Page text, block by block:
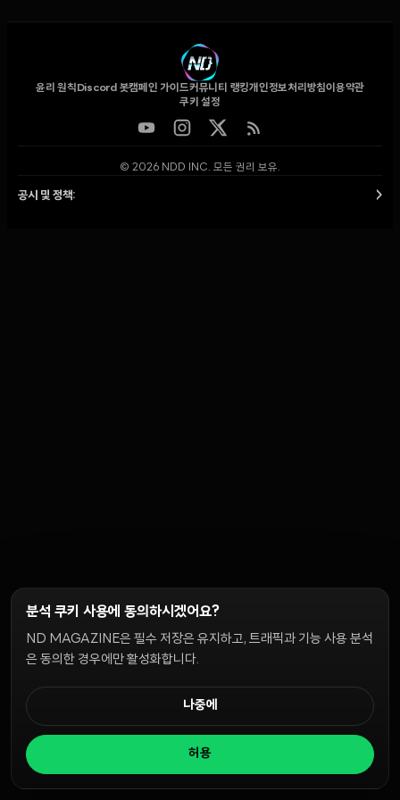
윤리 원칙 Discord 봇캠페인 가이드커뮤니티 랭킹개인정보처리방침이용약관
쿠키 설정
공시 및 정책: >
© 2026 NDD INC. 모든 권리 보유.
분석 쿠키 사용에 동의하시겠어요?
ND MAGAZINE은 필수 저장은 유지하고, 트래픽과 기능 사용 분석
은 동의한 경우에만 활성화합니다.
나중에
허용